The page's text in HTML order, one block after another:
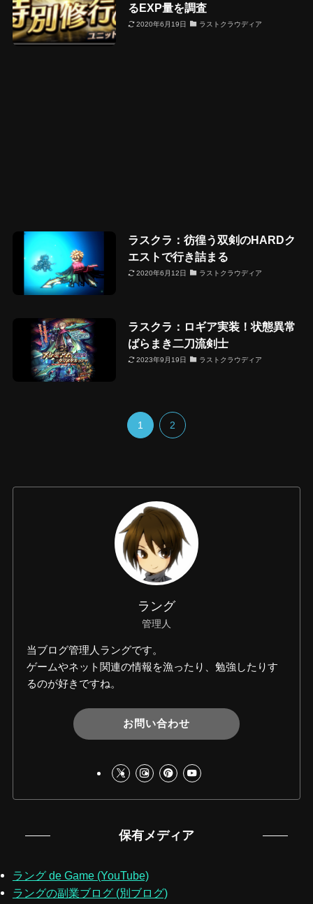
るEXP量を調査
2020年6月19日 ラストクラウディア
ラスクラ：彷徨う双剣のHARDク
エストで行き詰まる
2020年6月12日 ラストクラウディア
ラスクラ：ロギア実装！状態異常
ばらまき二刀流剣士
2023年9月19日 ラストクラウディア
1 2
ラング
管理人
当ブログ管理人ラングです。
ゲームやネット関連の情報を漁ったり、勉強したりす
るのが好きですね。
お問い合わせ
保有メディア
ラング de Game (YouTube)
ラングの副業ブログ (別ブログ)